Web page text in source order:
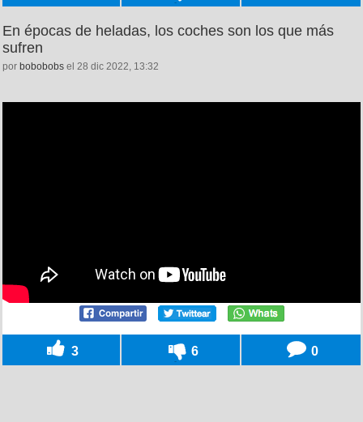
En épocas de heladas, los coches son los que más
sufren
por bobobobs el 28 dic 2022, 13:32
3 6 0